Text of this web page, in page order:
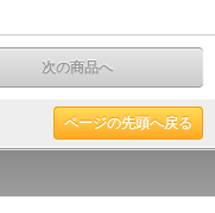
次の商品へ
ページの先頭へ戻る